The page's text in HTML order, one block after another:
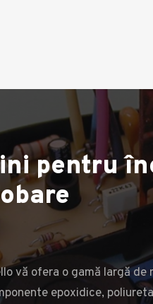
pentru
vă ofera o gamă largă de
epoxidice,
pentru